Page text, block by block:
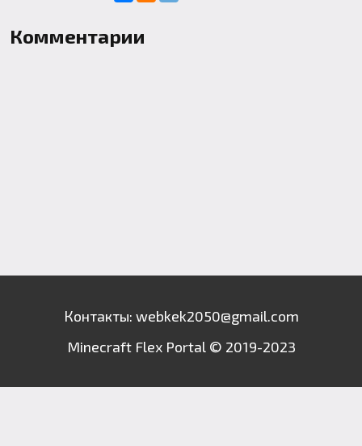
Комментарии
Контакты: webkek2050@gmail.com
Minecraft Flex Portal © 2019-2023